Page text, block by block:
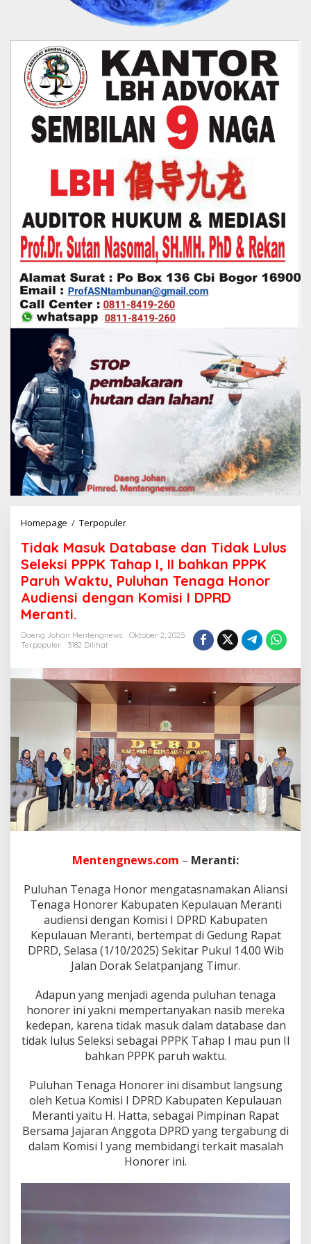
Homepage / Terpopuler
d
a
k
M
a
k
a
b
s
e
d
a
n
T
i
d
a
k
u
u
s
S
e
l
e
k
s
P
P
P
K
T
a
a
p
,
I
I
b
h
a
Tidak Masuk Database dan Tidak Lulus
Seleksi PPPK Tahap I, II bahkan PPPK
Paruh Waktu, Puluhan Tenaga Honor
Audiensi dengan Komisi I DPRD
Meranti.
Daeng Johan Mentengnews
Oktober 2, 2025
Terpopuler
3182 Dilihat
Mentengnews.com – Meranti:
Puluhan Tenaga Honor mengatasnamakan Aliansi
Tenaga Honorer Kabupaten Kepulauan Meranti
audiensi dengan Komisi I DPRD Kabupaten
Kepulauan Meranti, bertempat di Gedung Rapat
DPRD, Selasa (1/10/2025) Sekitar Pukul 14.00 Wib
Jalan Dorak Selatpanjang Timur.
Adapun yang menjadi agenda puluhan tenaga
honorer ini yakni mempertanyakan nasib mereka
kedepan, karena tidak masuk dalam database dan
tidak lulus Seleksi sebagai PPPK Tahap I mau pun II
bahkan PPPK paruh waktu.
Puluhan Tenaga Honorer ini disambut langsung
oleh Ketua Komisi I DPRD Kabupaten Kepulauan
Meranti yaitu H. Hatta, sebagai Pimpinan Rapat
Bersama Jajaran Anggota DPRD yang tergabung di
dalam Komisi I yang membidangi terkait masalah
Honorer ini.